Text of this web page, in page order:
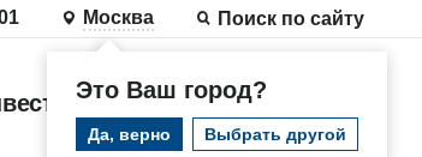
Москва
Это Ваш город?
Да, верно Выбрать другой
Поиск по сайту